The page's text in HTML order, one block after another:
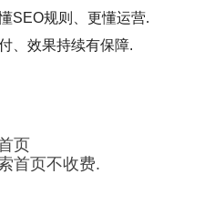
SEO规则、更懂运营.
、效果持续有保障.
页
首页不收费.